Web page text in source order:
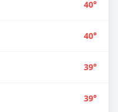
40°
40°
39°
39°